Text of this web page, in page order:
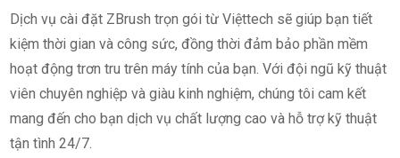
Dịch vụ cài đặt ZBrush trọn gói từ Việttech sẽ giúp bạn tiết
kiệm thời gian và công sức, đồng thời đảm bảo phần mềm
hoạt động trơn tru trên máy tính của bạn. Với đội ngũ kỹ thuật
viên chuyên nghiệp và giàu kinh nghiệm, chúng tôi cam kết
mang đến cho bạn dịch vụ chất lượng cao và hỗ trợ kỹ thuật
tận tình 24/7.